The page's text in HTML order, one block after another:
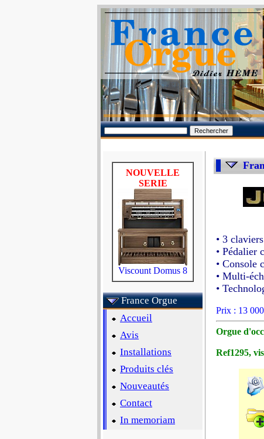
NOUVELLE
SERIE
Viscount Domus 8
France Orgue
Accueil
Avis
Installations
Produits clés
Nouveautés
Contact
In memoriam
• 3
• Pédalier
• Console
• Multi-
•
Prix : 13
Orgue
Ref1295,